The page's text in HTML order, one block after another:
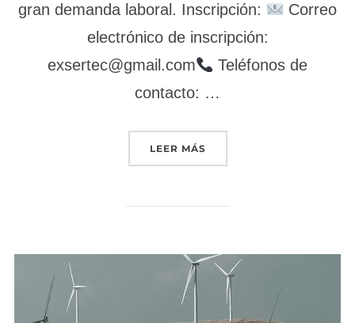
gran demanda laboral. Inscripción:
Correo
electrónico de inscripción:
exsertec@gmail.com
Teléfonos de
contacto: …
LEER MÁS«MARKETING Y